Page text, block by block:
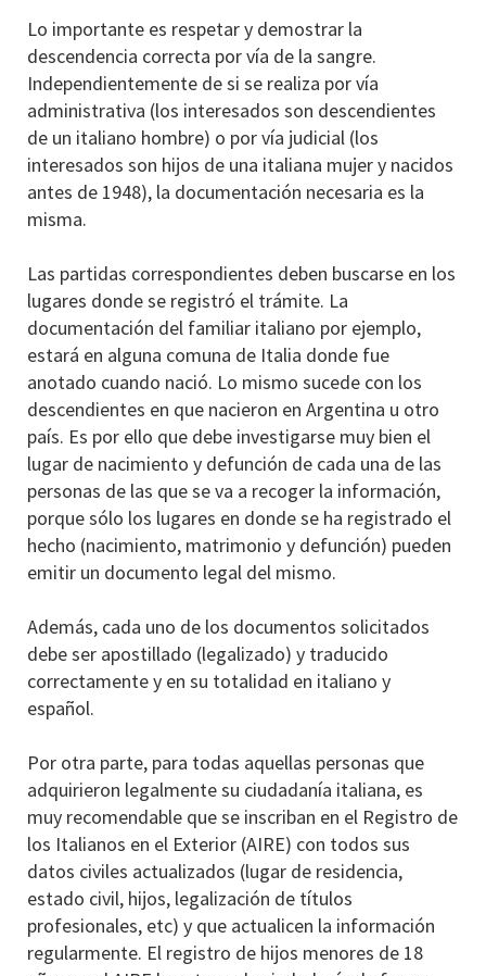
Lo importante es respetar y demostrar la
descendencia correcta por vía de la sangre.
Independientemente de si se realiza por vía
administrativa (los interesados son descendientes
de un italiano hombre) o por vía judicial (los
interesados son hijos de una italiana mujer y nacidos
antes de 1948), la documentación necesaria es la
misma.
Las partidas correspondientes deben buscarse en los
lugares donde se registró el trámite. La
documentación del familiar italiano por ejemplo,
estará en alguna comuna de Italia donde fue
anotado cuando nació. Lo mismo sucede con los
descendientes en que nacieron en Argentina u otro
país. Es por ello que debe investigarse muy bien el
lugar de nacimiento y defunción de cada una de las
personas de las que se va a recoger la información,
porque sólo los lugares en donde se ha registrado el
hecho (nacimiento, matrimonio y defunción) pueden
emitir un documento legal del mismo.
Además, cada uno de los documentos solicitados
debe ser apostillado (legalizado) y traducido
correctamente y en su totalidad en italiano y
español.
Por otra parte, para todas aquellas personas que
adquirieron legalmente su ciudadanía italiana, es
muy recomendable que se inscriban en el Registro de
los Italianos en el Exterior (AIRE) con todos sus
datos civiles actualizados (lugar de residencia,
estado civil, hijos, legalización de títulos
profesionales, etc) y que actualicen la información
regularmente. El registro de hijos menores de 18